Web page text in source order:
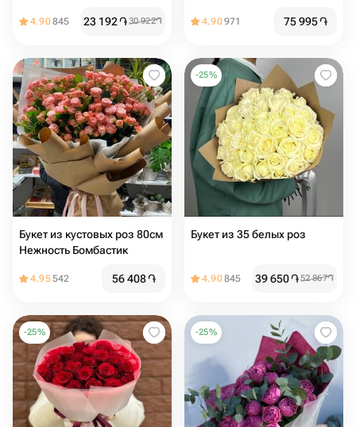
4.90845 23 192֏30 922֏ 4.90971 75 995֏
Букет из кустовых роз 80см
Нежность Бомбастик
4.95542 56 408֏
-25%
Букет из 35 белых роз
4.90845 39 650֏52 867֏
-25% -25%